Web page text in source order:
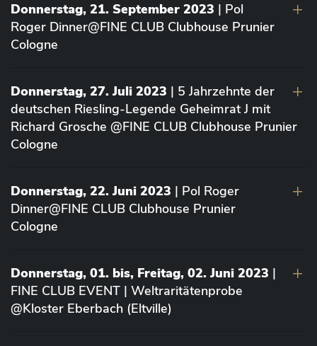
Donnerstag, 21. September 2023 | Pol
Roger Dinner@FINE CLUB Clubhouse Prunier
Cologne
Donnerstag, 27. Juli 2023 | 5 Jahrzehnte der
deutschen Riesling-Legende Geheimrat J mit
Richard Grosche @FINE CLUB Clubhouse Prunier
Cologne
Donnerstag, 22. Juni 2023 | Pol Roger
Dinner@FINE CLUB Clubhouse Prunier
Cologne
Donnerstag, 01. bis, Freitag, 02. Juni 2023 |
FINE CLUB EVENT | Weltraritätenprobe
@Kloster Eberbach (Eltville)